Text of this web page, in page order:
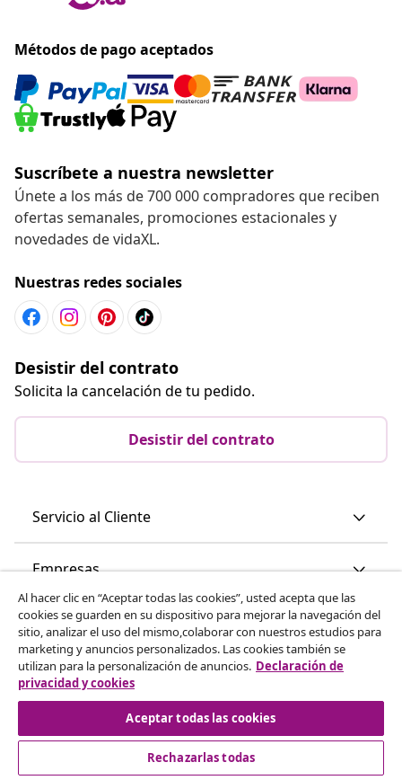
Métodos de pago aceptados
Suscríbete a nuestra newsletter
Únete a los más de 700 000 compradores que reciben
ofertas semanales, promociones estacionales y
novedades de vidaXL.
Nuestras redes sociales
Desistir del contrato
Solicita la cancelación de tu pedido.
Desistir del contrato
Servicio al Cliente
Empresas
vidaXL
Descubre mas
Al hacer clic en “Aceptar todas las cookies”, usted acepta que las
cookies se guarden en su dispositivo para mejorar la navegación del
sitio, analizar el uso del mismo,colaborar con nuestros estudios para
marketing y anuncios personalizados. Las cookies también se
utilizan para la personalización de anuncios. Declaración de
privacidad y cookies
Aceptar todas las cookies
Rechazarlas todas